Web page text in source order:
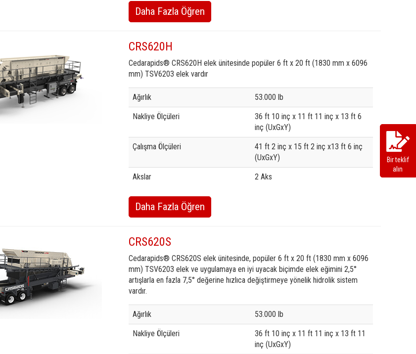
Bir teklif
alın
Daha Fazla Öğren
CRS620H
Cedarapids® CRS620H elek ünitesinde popüler 6 ft x 20 ft (1830 mm x 6096
mm) TSV6203 elek vardır
Specification
Ağırlık 53.000 lb
Nakliye Ölçüleri
36 ft 10 inç x 11 ft 11 inç x 13 ft 6
inç (UxGxY)
Çalışma Ölçüleri
41 ft 2 inç x 15 ft 2 inç x13 ft 6 inç
(UxGxY)
Akslar 2 Aks
Daha Fazla Öğren
CRS620S
Cedarapids® CRS620S elek ünitesinde, popüler 6 ft x 20 ft (1830 mm x 6096
mm) TSV6203 elek ve uygulamaya en iyi uyacak biçimde elek eğimini 2,5°
artışlarla en fazla 7,5° değerine hızlıca değiştirmeye yönelik hidrolik sistem
vardır.
Specification
Ağırlık 53.000 lb
Nakliye Ölçüleri
36 ft 10 inç x 11 ft 11 inç x 13 ft 11
inç (UxGxY)